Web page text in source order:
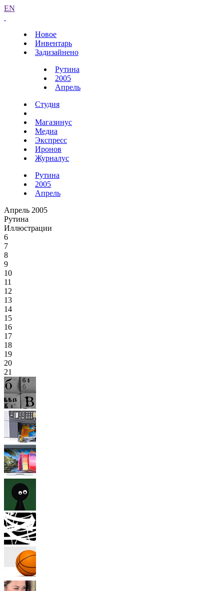
EN
Новое
Инвентарь
Задизайнено
Рутина
2005
Апрель
Студия
Магазинус
Медиа
Экспресс
Иронов
Журналус
Рутина
2005
Апрель
Апрель 2005
Рутина
Иллюстрации
6
7
8
9
10
11
12
13
14
15
16
17
18
19
20
21